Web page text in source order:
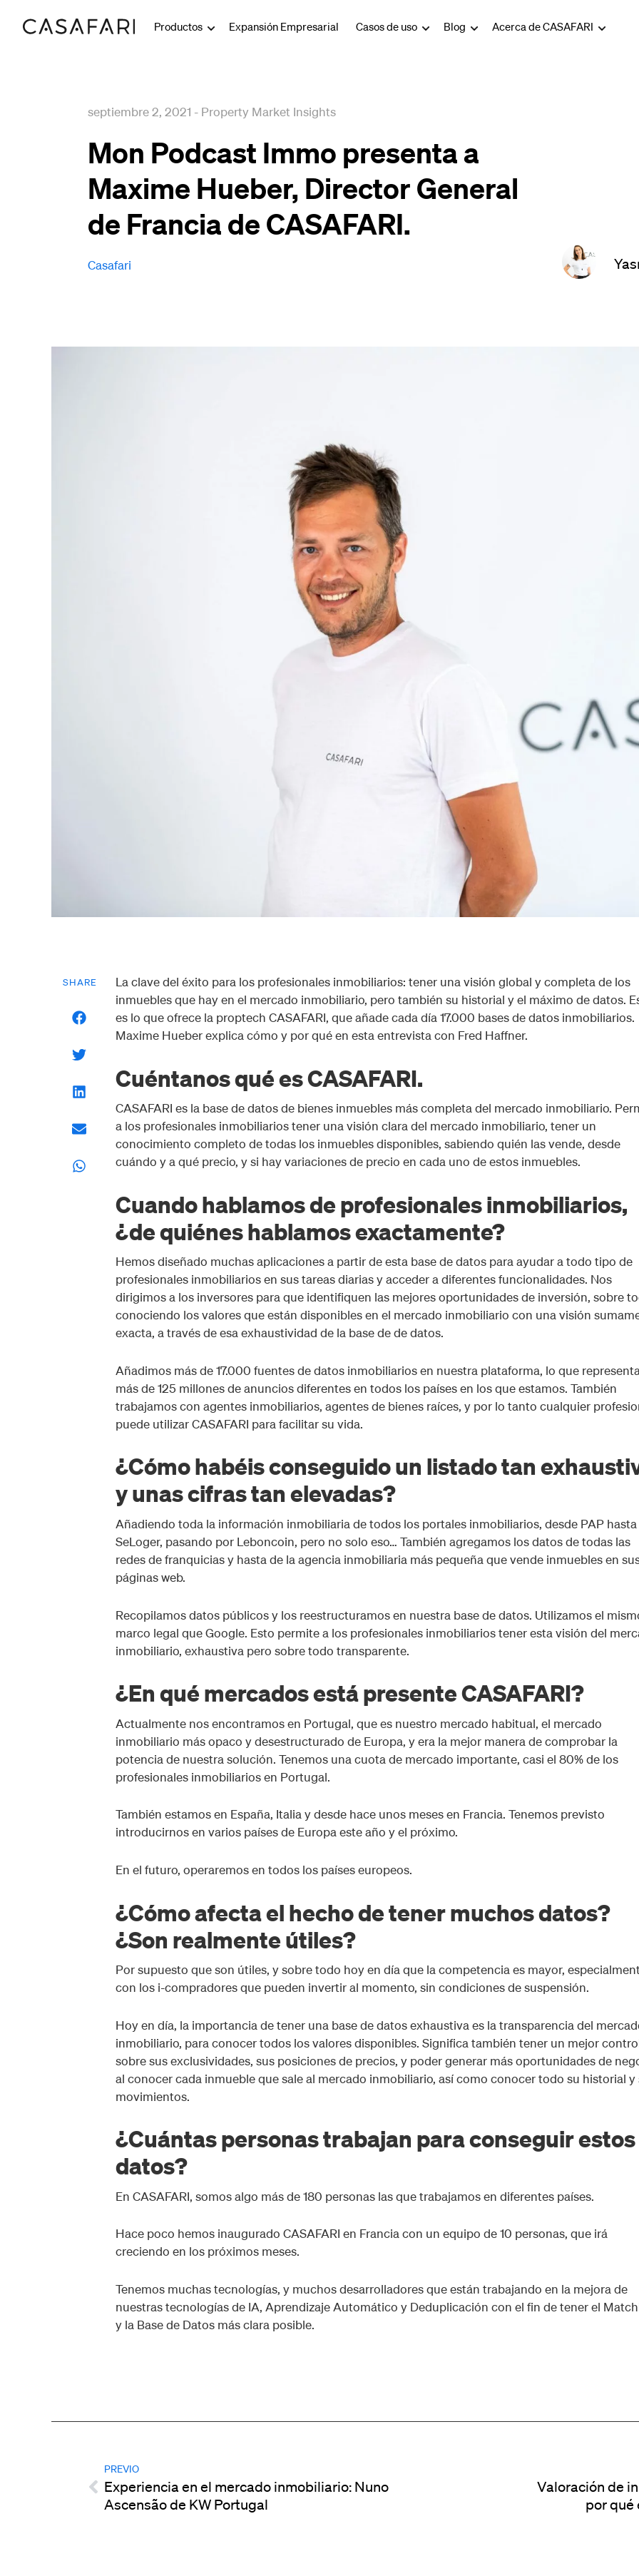
Productos Expansión Empresarial Casos de uso Blog Acerca de CASAFARI
septiembre 2, 2021 - Property Market Insights
Mon Podcast Immo presenta a
Maxime Hueber, Director General
de Francia de CASAFARI.
Casafari
SHARE
La clave del éxito para los profesionales inmobiliarios: tener una visión global y completa de los
inmuebles que hay en el mercado inmobiliario, pero también su historial y el máximo de datos.
es lo que ofrece la proptech CASAFARI, que añade cada día 17.000 bases de datos inmobiliarios.
Maxime Hueber explica cómo y por qué en esta entrevista con Fred Haffner.
Cuéntanos qué es CASAFARI.
CASAFARI es la base de datos de bienes inmuebles más completa del mercado inmobiliario.
a los profesionales inmobiliarios tener una visión clara del mercado inmobiliario, tener un
conocimiento completo de todas los inmuebles disponibles, sabiendo quién las vende, desde
cuándo y a qué precio, y si hay variaciones de precio en cada uno de estos inmuebles.
Cuando hablamos de profesionales inmobiliarios,
¿de quiénes hablamos exactamente?
Hemos diseñado muchas aplicaciones a partir de esta base de datos para ayudar a todo tipo de
profesionales inmobiliarios en sus tareas diarias y acceder a diferentes funcionalidades. Nos
dirigimos a los inversores para que identifiquen las mejores oportunidades de inversión, sobre
conociendo los valores que están disponibles en el mercado inmobiliario con una visión
exacta, a través de esa exhaustividad de la base de de datos.
Añadimos más de 17.000 fuentes de datos inmobiliarios en nuestra plataforma, lo que representa
más de 125 millones de anuncios diferentes en todos los países en los que estamos. También
trabajamos con agentes inmobiliarios, agentes de bienes raíces, y por lo tanto cualquier
puede utilizar CASAFARI para facilitar su vida.
¿Cómo habéis conseguido un listado tan
y unas cifras tan elevadas?
Añadiendo toda la información inmobiliaria de todos los portales inmobiliarios, desde PAP hasta
SeLoger, pasando por Leboncoin, pero no solo eso… También agregamos los datos de todas las
redes de franquicias y hasta de la agencia inmobiliaria más pequeña que vende inmuebles en
páginas web.
Recopilamos datos públicos y los reestructuramos en nuestra base de datos. Utilizamos el
marco legal que Google. Esto permite a los profesionales inmobiliarios tener esta visión del
inmobiliario, exhaustiva pero sobre todo transparente.
¿En qué mercados está presente CASAFARI?
Actualmente nos encontramos en Portugal, que es nuestro mercado habitual, el mercado
inmobiliario más opaco y desestructurado de Europa, y era la mejor manera de comprobar la
potencia de nuestra solución. Tenemos una cuota de mercado importante, casi el 80% de los
profesionales inmobiliarios en Portugal.
También estamos en España, Italia y desde hace unos meses en Francia. Tenemos previsto
introducirnos en varios países de Europa este año y el próximo.
En el futuro, operaremos en todos los países europeos.
¿Cómo afecta el hecho de tener muchos datos?
¿Son realmente útiles?
Por supuesto que son útiles, y sobre todo hoy en día que la competencia es mayor,
con los i-compradores que pueden invertir al momento, sin condiciones de suspensión.
Hoy en día, la importancia de tener una base de datos exhaustiva es la transparencia del
inmobiliario, para conocer todos los valores disponibles. Significa también tener un mejor
sobre sus exclusividades, sus posiciones de precios, y poder generar más oportunidades de
al conocer cada inmueble que sale al mercado inmobiliario, así como conocer todo su historial y
movimientos.
¿Cuántas personas trabajan para conseguir estos
datos?
En CASAFARI, somos algo más de 180 personas las que trabajamos en diferentes países.
Hace poco hemos inaugurado CASAFARI en Francia con un equipo de 10 personas, que irá
creciendo en los próximos meses.
Tenemos muchas tecnologías, y muchos desarrolladores que están trabajando en la mejora de
nuestras tecnologías de IA, Aprendizaje Automático y Deduplicación con el fin de tener el
y la Base de Datos más clara posible.
PREVIO
Experiencia en el mercado inmobiliario: Nuno
Ascensão de KW Portugal
Valoración de
por qué